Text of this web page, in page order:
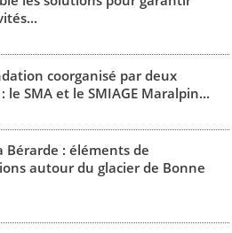
coorganisé par deux
SMA et le SMIAGE Maralpin...
Bérarde : éléments de
autour du glacier de Bonne